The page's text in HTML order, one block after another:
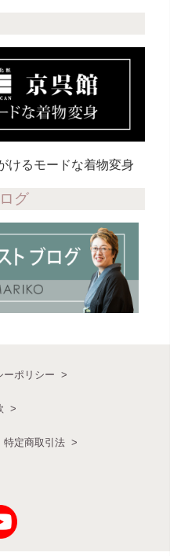
けるモードな着物変身
グ
ーポリシー
特定商取引法